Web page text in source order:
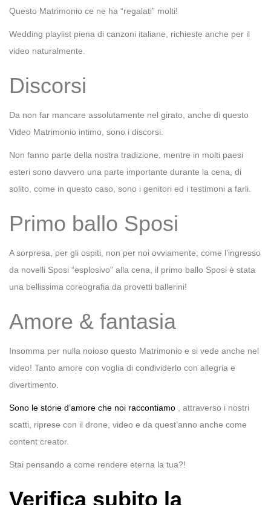
Questo Matrimonio ce ne ha “regalati” molti!
Wedding playlist piena di canzoni italiane, richieste anche per il
video naturalmente.
Discorsi
Da non far mancare assolutamente nel girato, anche di questo
Video Matrimonio intimo, sono i discorsi.
Non fanno parte della nostra tradizione, mentre in molti paesi
esteri sono davvero una parte importante durante la cena, di
solito, come in questo caso, sono i genitori ed i testimoni a farli.
Primo ballo Sposi
A sorpresa, per gli ospiti, non per noi ovviamente; come l’ingresso
da novelli Sposi “esplosivo” alla cena, il primo ballo Sposi è stata
una bellissima coreografia da provetti ballerini!
Amore & fantasia
Insomma per nulla noioso questo Matrimonio e si vede anche nel
video! Tanto amore con voglia di condividerlo con allegria e
divertimento.
Sono le storie d’amore che noi raccontiamo , attraverso i nostri
scatti, riprese con il drone, video e da quest’anno anche come
content creator.
Stai pensando a come rendere eterna la tua?!
Verifica subito la